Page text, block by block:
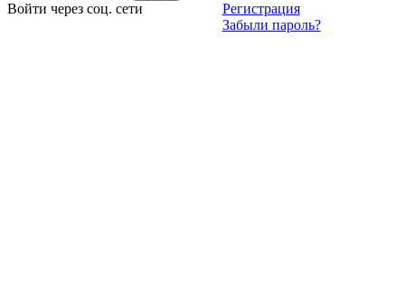
Регистрация
Забыли пароль?
Войти через соц. сети